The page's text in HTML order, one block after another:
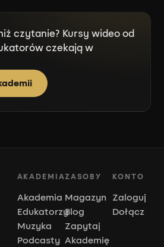
czytanie? Kursy wideo od
czekają w
AKADEMIA
Akademia
Edukatorzy
Muzyka
Podcasty
ZASOBY
Magazyn
Blog
Zapytaj
Akademię
KONTO
Zaloguj
Dołącz